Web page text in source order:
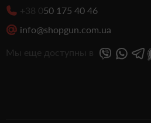
+38 050 175 40 46
info@shopgun.com.ua
Мы еще доступны в